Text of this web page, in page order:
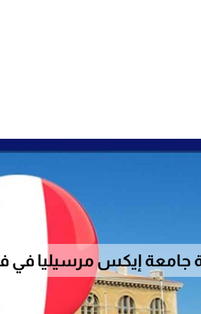
جامعة إيكس مرسيليا في